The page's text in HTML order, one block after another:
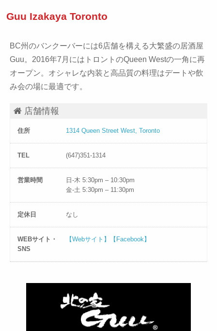
Guu Izakaya Toronto
BC州のバンクーバーには6店舗を構える大繁盛の居酒屋
Guu。2016年7月にはトロントのQueen Westの一角に再
オープン。オシャレな内装と高品質の料理はデートや飲
み会の場に最適です。
店舗情報
住所 1314 Queen Street West, Toronto
TEL (647)351-1314
営業時間
日-木 5:30pm – 10:30pm
金-土 5:30pm – 11:30pm
定休日 なし
WEBサイト・
SNS
【Webサイト】 【Facebook】